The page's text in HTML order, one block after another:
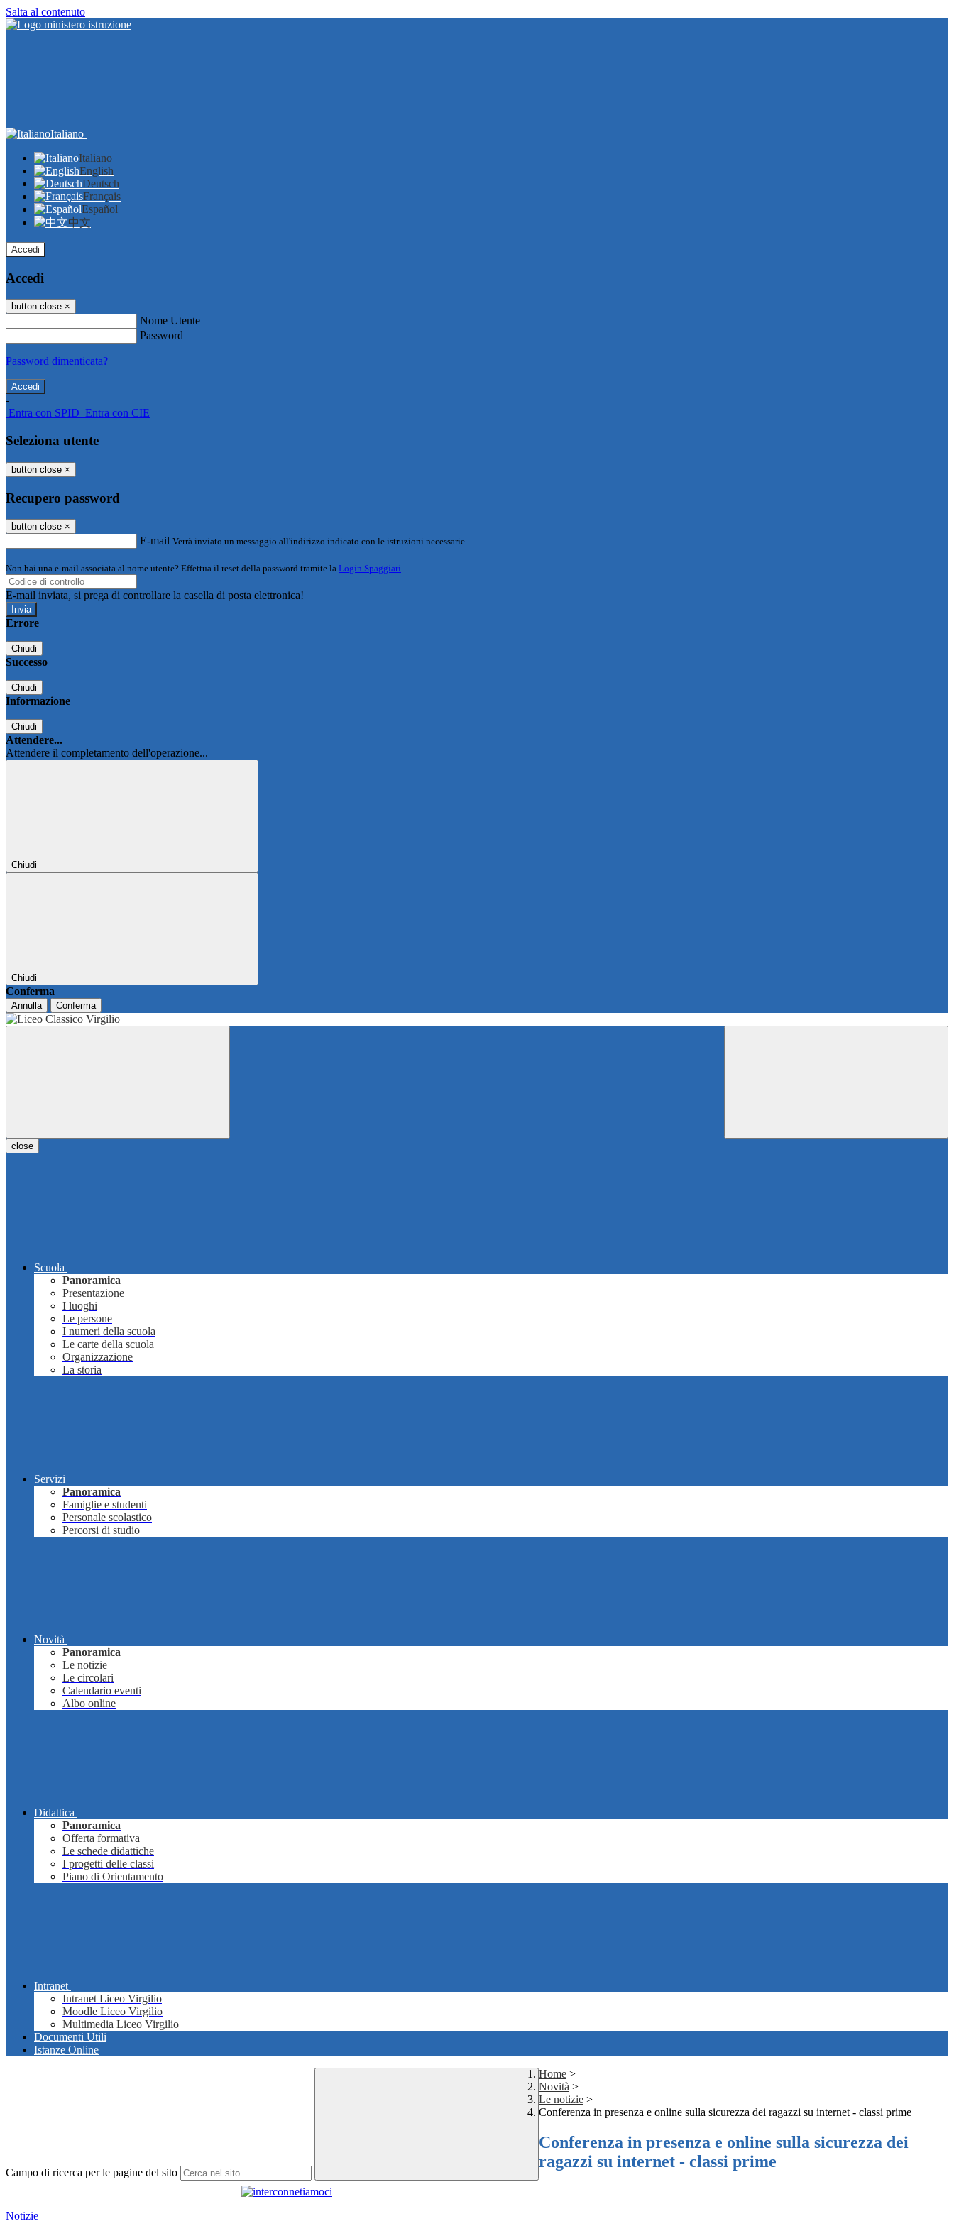
Salta al contenuto
Italiano
Italiano
English
Deutsch
Français
Español
中文
Accedi
Accedi
button close ×
Nome Utente
Password
Password dimenticata?
-
Entra con SPID Entra con CIE
Seleziona utente
button close ×
Recupero password
button close ×
E-mail Verrà inviato un messaggio all'indirizzo indicato con le istruzioni necessarie.
Non hai una e-mail associata al nome utente? Effettua il reset della password tramite la Login Spaggiari
E-mail inviata, si prega di controllare la casella di posta elettronica!
Errore
Chiudi
Successo
Chiudi
Informazione
Chiudi
Attendere...
Attendere il completamento dell'operazione...
Chiudi
Chiudi
Conferma
Annulla Conferma
close
Scuola
Panoramica
Presentazione
I luoghi
Le persone
I numeri della scuola
Le carte della scuola
Organizzazione
La storia
Servizi
Panoramica
Famiglie e studenti
Personale scolastico
Percorsi di studio
Novità
Panoramica
Le notizie
Le circolari
Calendario eventi
Albo online
Didattica
Panoramica
Offerta formativa
Le schede didattiche
I progetti delle classi
Piano di Orientamento
Intranet
Intranet Liceo Virgilio
Moodle Liceo Virgilio
Multimedia Liceo Virgilio
Documenti Utili
Istanze Online
Campo di ricerca per le pagine del sito
Home >
Novità >
Le notizie >
Conferenza in presenza e online sulla sicurezza dei ragazzi su internet - classi prime
Conferenza in presenza e online sulla sicurezza dei
ragazzi su internet - classi prime
Notizie